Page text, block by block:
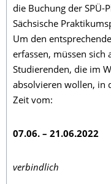
die Buchung der SPÜ-
Sächsische
Um den
erfassen, müssen sich
Studierenden, die im
absolvieren wollen, in
Zeit vom:
07.06. – 21.06.2022
verbindlich